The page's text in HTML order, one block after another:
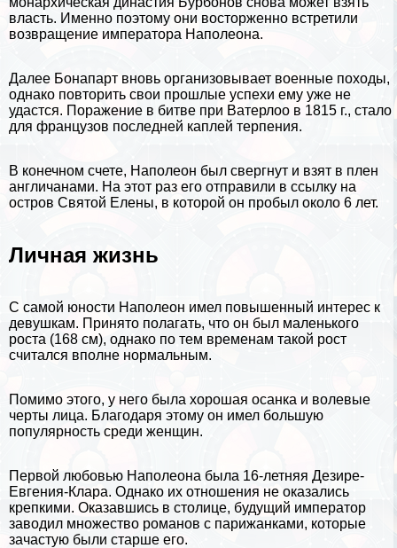
власть. Именно поэтому они восторженно встретили
возвращение императора Наполеона.
Далее Бонапарт вновь организовывает военные походы,
однако повторить свои прошлые успехи ему уже не
удастся. Поражение в битве при Ватерлоо в 1815 г., стало
для французов последней каплей терпения.
В конечном счете, Наполеон был свергнут и взят в плен
англичанами. На этот раз его отправили в ссылку на
остров Святой Елены, в которой он пробыл около 6 лет.
Личная жизнь
С самой юности Наполеон имел повышенный интерес к
дeвyшкам. Принято полагать, что он был маленького
роста (168 см), однако по тем временам такой рост
считался вполне нормальным.
Помимо этого, у него была хорошая осанка и волевые
черты лица. Благодаря этому он имел большую
популярность среди женщин.
Первой любовью Наполеона была 16-летняя Дезире-
Евгения-Клара. Однако их отношения не оказались
крепкими. Оказавшись в столице, будущий император
заводил множество романов с парижанками, которые
зачастую были старше его.